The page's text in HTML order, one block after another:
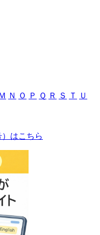
Ｎ Ｏ Ｐ Ｑ Ｒ Ｓ Ｔ
Ｕ
はこちら